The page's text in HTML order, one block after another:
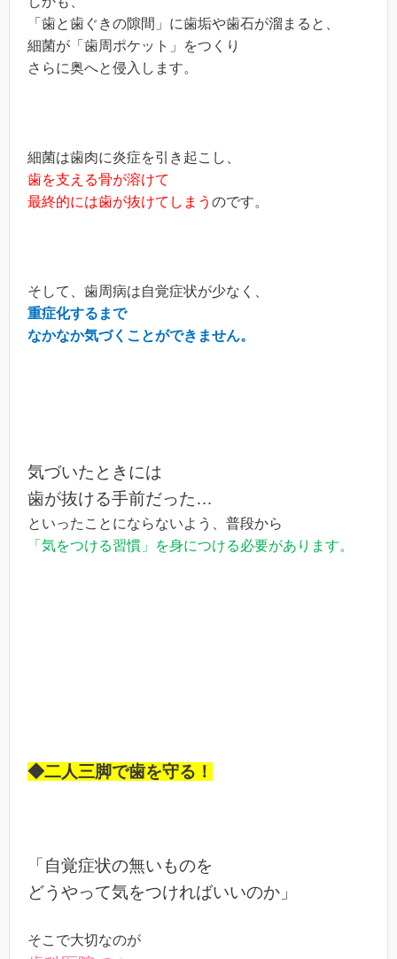
「歯と歯ぐきの隙間」に歯垢や歯石が溜まると、
細菌が「歯周ポケット」をつくり
さらに奥へと侵入します。
細菌は歯肉に炎症を引き起こし、
歯を支える骨が溶けて
最終的には歯が抜けてしまう のです。
そして、歯周病は自覚症状が少なく、
重症化するまで
なかなか気づくことができません。
気づいたときには
歯が抜ける手前だった…
といったことにならないよう、普段から
「気をつける習慣」を身につける必要があります。
◆二人三脚で歯を守る！
「自覚症状の無いものを
どうやって気をつければいいのか」
そこで大切なのが